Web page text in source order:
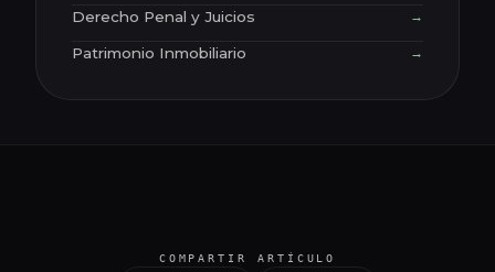
Derecho Penal y Juicios →
Patrimonio Inmobiliario →
COMPARTIR ARTÍCULO